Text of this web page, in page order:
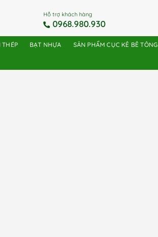
Hỗ trợ khách hàng
0968.980.930
THÉP BẠT NHỰA SẢN PHẨM CỤC KÊ BÊ TÔNG